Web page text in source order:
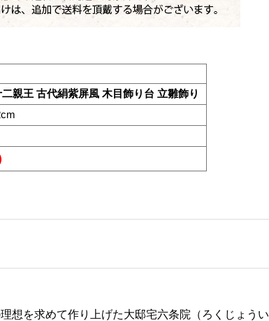
親王 古代絹紫屏風 木目飾り台 立雛飾り
想を求めて作り上げた大邸宅六条院（ろくじょうい